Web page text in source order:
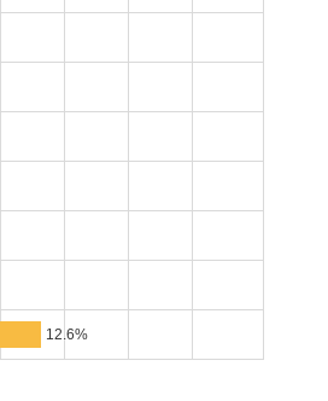
12.6%